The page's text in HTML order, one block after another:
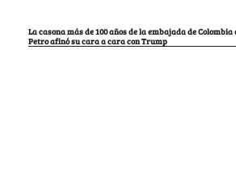
La casona más de 100 años de la embajada de
Petro afinó su cara a cara con Trump